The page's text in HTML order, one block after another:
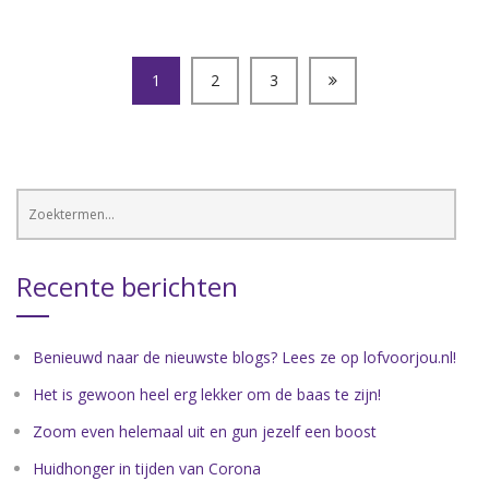
1 2 3
Recente berichten
Benieuwd naar de nieuwste blogs? Lees ze op lofvoorjou.nl!
Het is gewoon heel erg lekker om de baas te zijn!
Zoom even helemaal uit en gun jezelf een boost
Huidhonger in tijden van Corona